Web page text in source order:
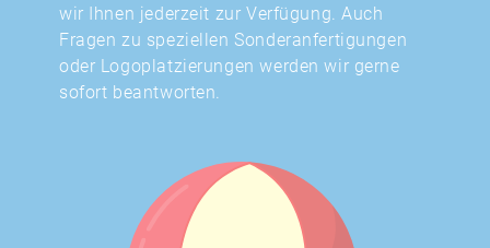
wir Ihnen jederzeit zur Verfügung. Auch
Fragen zu speziellen Sonderanfertigungen
oder Logoplatzierungen werden wir gerne
sofort beantworten.